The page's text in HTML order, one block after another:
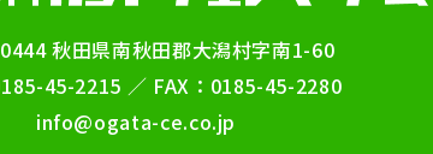
秋田県南秋田郡大潟村字南1-60
45-2215 ／ FAX：0185-45-2280
info@ogata-ce.co.jp